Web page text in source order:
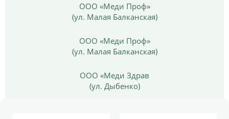
ООО «Меди Проф»
(ул. Малая Балканская)
ООО «Меди Проф»
(ул. Малая Балканская)
ООО «Меди Здрав
(ул. Дыбенко)